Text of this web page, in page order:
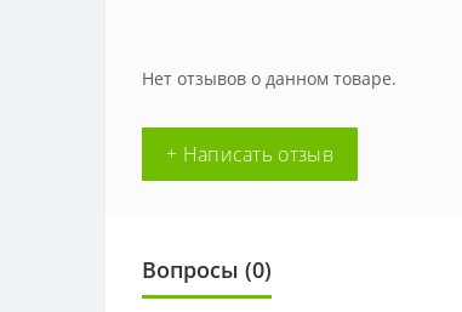
Нет отзывов о данном товаре.
+ Написать отзыв
Вопросы (0)